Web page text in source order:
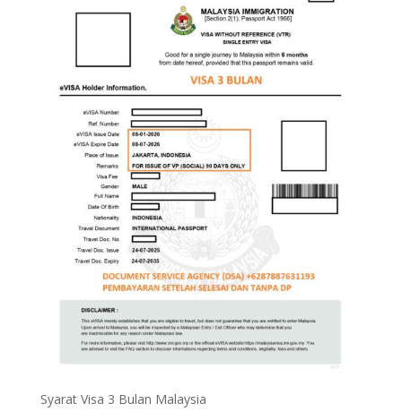
Syarat Visa 3 Bulan Malaysia